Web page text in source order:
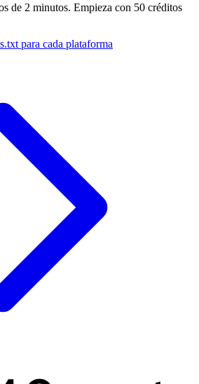
de 2 minutos. Empieza con 50 créditos
para cada plataforma